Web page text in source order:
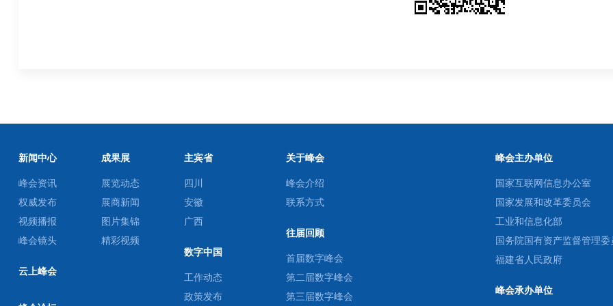
新闻中心
峰会资讯
权威发布
视频播报
峰会镜头
云上峰会
成果展
展览动态
展商新闻
图片集锦
精彩视频
主宾省
四川
安徽
广西
数字中国
工作动态
政策发布
关于峰会
峰会介绍
联系方式
往届回顾
首届数字峰会
第二届数字峰会
第三届数字峰会
峰会主办单位
国家互联网信息办公室
国家发展和改革委员会
工业和信息化部
国务院国有资产监督管理委
福建省人民政府
峰会承办单位